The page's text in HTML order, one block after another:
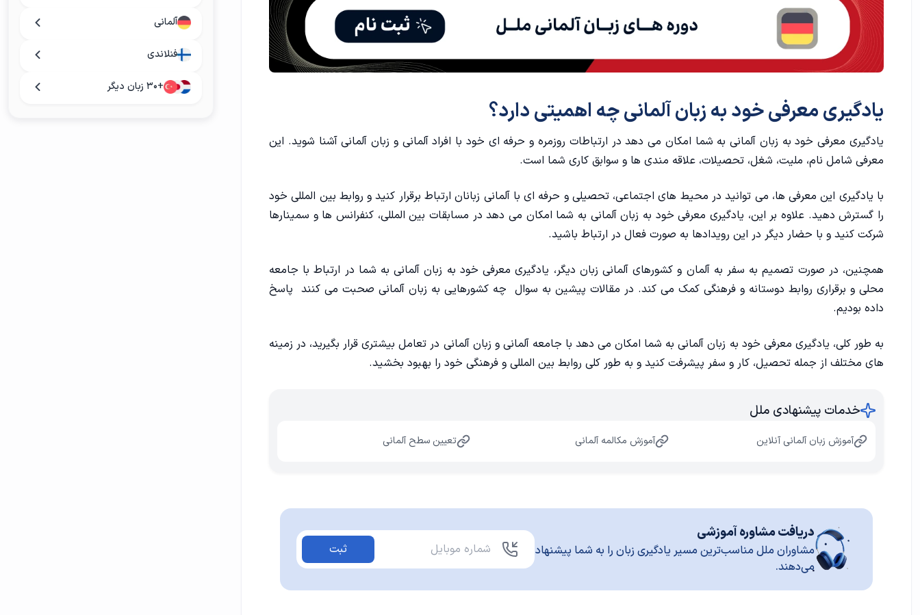
جمله های ساده برای معرفی خود به زبان آلمانی
جمله های تکمیلی برای معرفی خود به زبان آلمانی
معرفی خانواده به زبان آلمانی
احوالپرسی به زبان آلمانی با تلفظ
یادگیری معرفی خود به زبان آلمانی چه اهمیتی دارد؟
یادگیری معرفی خود به زبان آلمانی به شما امکان می دهد در ارتباطات روزمره و حرفه ای خود با افراد آلمانی و زبان آلمانی آشنا شوید. این
معرفی شامل نام، ملیت، شغل، تحصیلات، علاقه مندی ها و سوابق کاری شما است.
با یادگیری این معرفی ها، می توانید در محیط های اجتماعی، تحصیلی و حرفه ای با آلمانی زبانان ارتباط برقرار کنید و روابط بین المللی خود
را گسترش دهید. علاوه بر این، یادگیری معرفی خود به زبان آلمانی به شما امکان می دهد در مسابقات بین المللی، کنفرانس ها و سمینارها
شرکت کنید و با حضار دیگر در این رویدادها به صورت فعال در ارتباط باشید.
همچنین، در صورت تصمیم به سفر به آلمان و کشورهای آلمانی زبان دیگر، یادگیری معرفی خود به زبان آلمانی به شما در ارتباط با جامعه
محلی و برقراری روابط دوستانه و فرهنگی کمک می کند. در مقالات پیشین به سوال چه کشورهایی به زبان آلمانی صحبت می کنندپاسخ
داده بودیم.
به طور کلی، یادگیری معرفی خود به زبان آلمانی به شما امکان می دهد با جامعه آلمانی و زبان آلمانی در تعامل بیشتری قرار بگیرید، در زمینه
های مختلف از جمله تحصیل، کار و سفر پیشرفت کنید و به طور کلی روابط بین المللی و فرهنگی خود را بهبود بخشید.
خدمات پیشنهادی ملل
آموزش زبان آلمانی آنلاین آموزش مکالمه آلمانی تعیین سطح آلمانی
دریافت مشاوره آموزشی
مشاوران ملل مناسب‌ترین مسیر یادگیری زبان را به شما پیشنهاد
می‌دهند.
ثبت
آلمانی
فنلاندی
+۳۰ زبان دیگر